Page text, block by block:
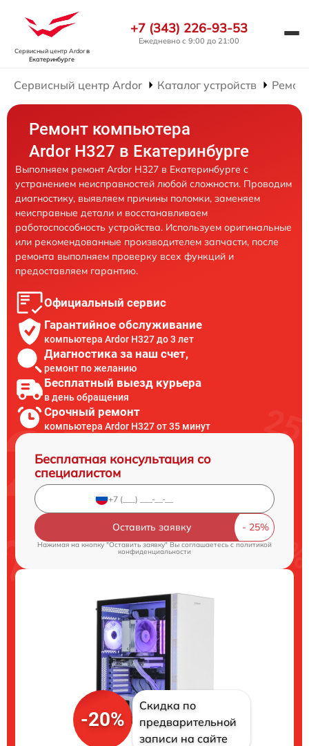
Сервисный центр Ardorв
Екатеринбурге
+7 (343) 226-93-53
Ежедневно с 9:00 до 21:00
Сервисный центр Ardor Каталог устройств
Ремонт компьютера
Ardor H327 в Екатеринбурге
Выполняем ремонт Ardor H327 в Екатеринбурге с
устранением неисправностей любой сложности. Проводим
диагностику, выявляем причины поломки, заменяем
неисправные детали и восстанавливаем
работоспособность устройства. Используем оригинальные
или рекомендованные производителем запчасти, после
ремонта выполняем проверку всех функций и
предоставляем гарантию.
Официальный сервис
Гарантийное обслуживание
компьютера Ardor H327 до 3 лет
Диагностика за наш счет,
ремонт по желанию
Бесплатный выезд курьера
в день обращения
Срочный ремонт
компьютера Ardor H327 от 35 минут
Бесплатная консультация со
специалистом
Оставить заявку
Нажимая на кнопку "Оставить заявку" Вы соглашаетесь cполитикой
конфиденциальности
-20%
Скидка по
предварительной
записи на сайте